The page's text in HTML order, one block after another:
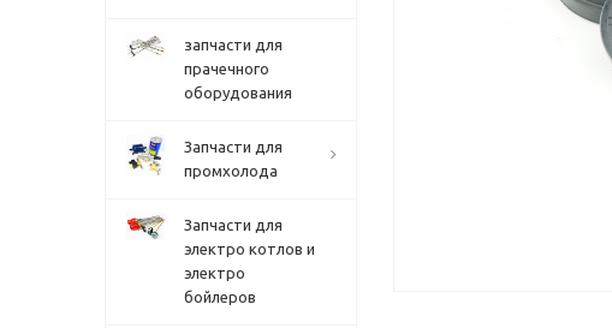
запчасти для
прачечного
оборудования
Запчасти для
промхолода
Запчасти для
электро котлов и
электро
бойлеров